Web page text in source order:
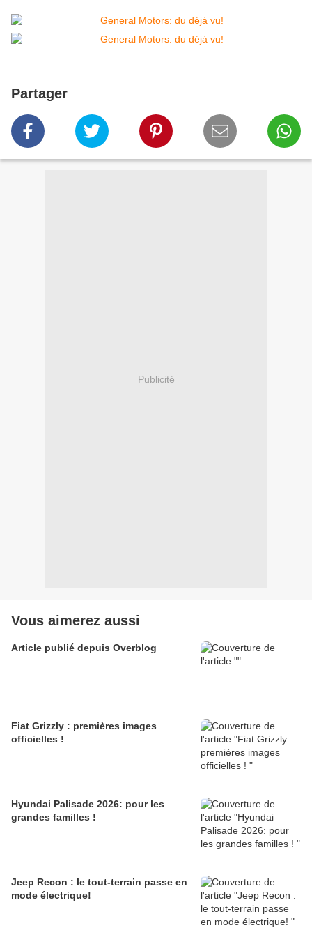
Partager
Publicité
Vous aimerez aussi
Article publié depuis Overblog
Fiat Grizzly : premières images
officielles !
Hyundai Palisade 2026: pour les
grandes familles !
Jeep Recon : le tout-terrain passe en
mode électrique!